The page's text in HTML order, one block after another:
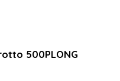
500PLONG